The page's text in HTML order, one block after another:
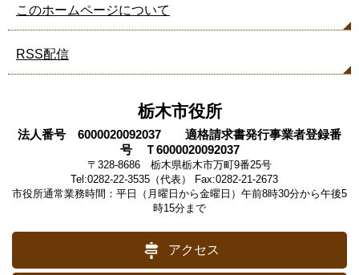
このホームページについて
RSS配信
栃木市役所
法人番号 6000020092037 適格請求書発行事業者登録番
号 Ｔ6000020092037
〒328-8686 栃木県栃木市万町9番25号
Tel:0282-22-3535（代表） Fax:0282-21-2673
市役所通常業務時間：平日（月曜日から金曜日）午前8時30分から午後5
時15分まで
アクセス